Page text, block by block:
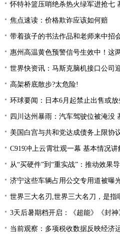
怀特补篮压哨绝杀热火绿军进抢七
焦点速读：价格欺诈应该如何赔
带着孩子的书法作品和老师来中招会
惠州高温黄色预警信号生效中！这
世界快资讯：马斯克脑机接口公司
高架桥底散步?太危险!
环球要闻：日本6月起禁止出售或
四川达州暴雨：汽车驾驶位被淹没
美国白宫与共和党达成债务上限协
C919冲上云霄壮观一幕 基本情况
从“买硬件”到“重实战”：推动效果
济宁这些车辆占用公交专用道被曝
世界三大名刃,世界三大名刀，是指
3天后暑期档开启：《超能》《封
当前观察：多项税收数据反映经济